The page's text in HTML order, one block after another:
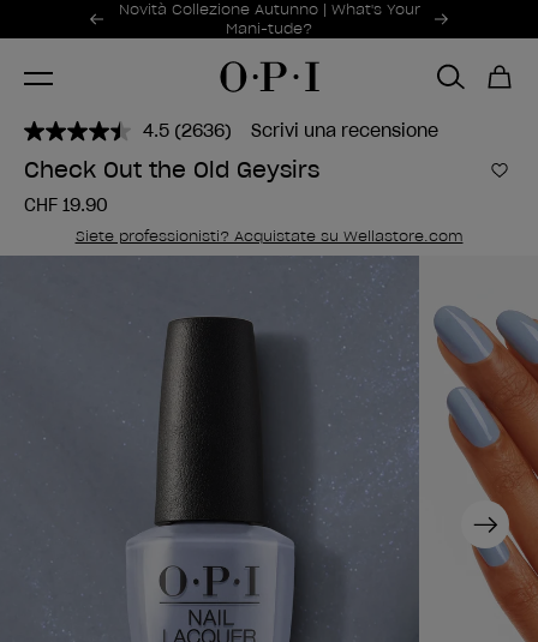
Offerte promozionali
Novità Collezione Autunno | What's Your
Mani-tude?
Item 1 of 2
4.5 Leggi
2636
recensioni.
alla
pagina.
(2636) Scrivi una recensione
Check Out the Old Geysirs
CHF 19.90
Siete professionisti? Acquistate su Wellastore.com
Next